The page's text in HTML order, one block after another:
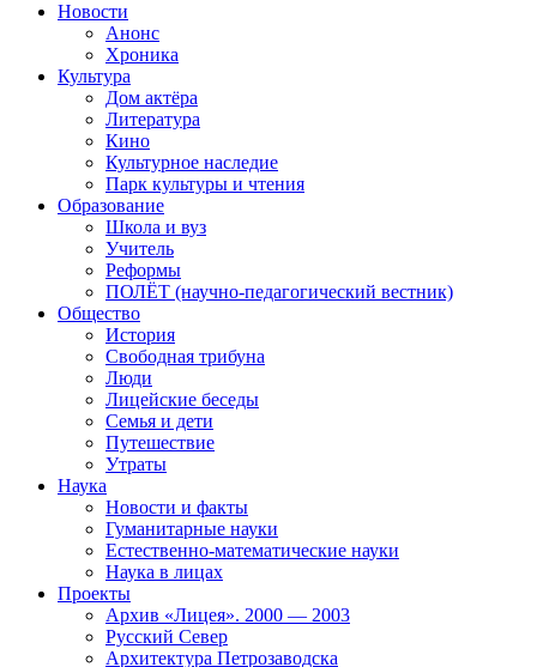
Новости
Анонс
Хроника
Культура
Дом актёра
Литература
Кино
Культурное наследие
Парк культуры и чтения
Образование
Школа и вуз
Учитель
Реформы
ПОЛЁТ (научно-педагогический вестник)
Общество
История
Свободная трибуна
Люди
Лицейские беседы
Семья и дети
Путешествие
Утраты
Наука
Новости и факты
Гуманитарные науки
Естественно-математические науки
Наука в лицах
Проекты
Архив «Лицея». 2000 — 2003
Русский Север
Архитектура Петрозаводска